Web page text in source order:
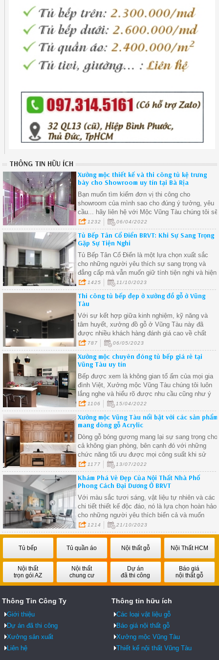
THÔNG TIN HỮU ÍCH
Xưởng mộc thiết kế và thi công tủ kệ trưng
bày cho Showroom uy tín tại Bà Rịa
Bạn muốn tìm kiếm đơn vị thi công cho
showroom của mình sao cho đúng ý tưởng, yêu
cầu... hãy liên hệ với Mộc Vũng Tàu chúng tôi sẽ
đáp ứng đầy đủ yêu cầu của bạn.
1232 06/04/2022
Tủ Bếp Tân Cổ Điển BRVT: Khi Sự Sang Trọng
Gặp Sự Tiện Nghi
Tủ Bếp Tân Cổ Điển là một lựa chọn xuất sắc
cho những người yêu thích sự sang trọng và
đẳng cấp mà vẫn muốn giữ tính tiện nghi và hiện
đại trong ngôi nhà của họ.
1425 11/10/2023
Thi công tủ bếp đẹp ở xưởng đồ gỗ ở Vũng
Tàu
Với sự kết hợp giữa kinh nghiệm, kỹ năng và
tâm huyết, xưởng đồ gỗ ở Vũng Tàu này đã
được nhiều khách hàng đánh giá cao về chất
lượng sản phẩm và dịch vụ
787 06/05/2023
Xưởng mộc chuyên đóng tủ bếp giá rẻ tại
Vũng Tàu uy tín
Bếp được xem là không gian tổ ấm của mọi gia
đình Việt, Xưởng mộc Vũng Tàu chúng tôi luôn
lắng nghe và hiểu rõ được nhu cầu cũng như ý
muốn của khách hàng để tạo ra những mẫu tủ
bếp đẹp mang phong cách cá nhân của gia chủ.
1106 15/04/2022
Xưởng mộc Vũng Tàu nổi bật với các sản phẩm
mang dòng gỗ Acrylic
Dòng gỗ bóng gương mang lại sự sang trọng cho
cả không gian phòng, bên cạnh đó với những
chức năng tối ưu được mọi công suất khi sử
dụng nội thất gỗ giá rẻ
1177 13/07/2022
Khám Phá Vẻ Đẹp Của Nội Thất Nhà Phố
Phong Cách Đại Dương Ở BRVT
Với màu sắc tươi sáng, vật liệu tự nhiên và các
chi tiết thiết kế độc đáo, nó là lựa chọn hoàn hảo
cho những người yêu thích biển cả và muốn
mang vẻ đẹp của biển vào ngôi nhà của họ.
1214 21/10/2023
Tủ bếp Tủ quần áo Nội thất gỗ Nội Thất HCM
Nội thất
trọn gói AZ
Nội thất
chung cư
Dự án
đã thi công
Báo giá
nội thất gỗ
Thông Tin Công Ty
Giới thiệu
Dự án đã thi công
Xưởng sản xuất
Liên hệ
Thông tin hữu ích
Các loại vật liệu gỗ
Báo giá nội thất gỗ
Xưởng mộc Vũng Tàu
Thiết kế nội thất Vũng Tàu